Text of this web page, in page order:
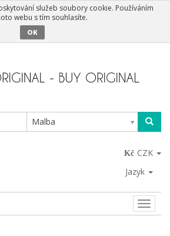
služeb soubory cookie. Používáním
webu s tím souhlasíte.
OK
Malba
CZK
Jazyk
Toggle